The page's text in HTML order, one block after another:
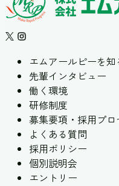
エムアールピーを知
先輩インタビュー
働く環境
研修制度
募集要項・採用プロ
よくある質問
採用ポリシー
個別説明会
エントリー